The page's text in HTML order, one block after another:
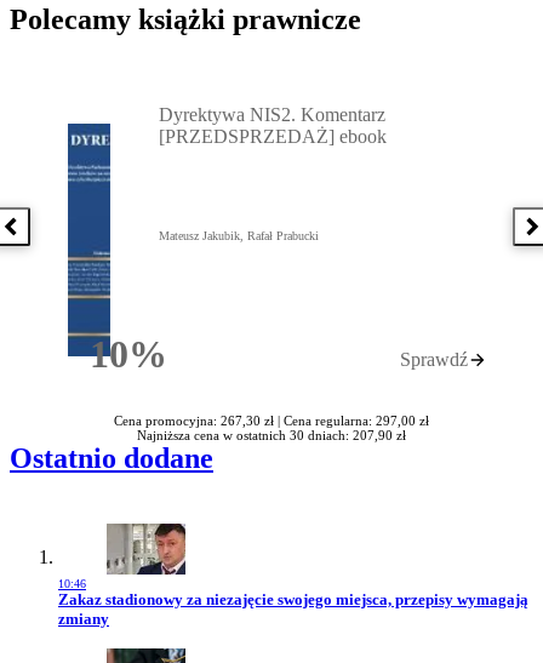
Polecamy książki prawnicze
Poprzednia książka
10%Rabatu
Dyrektywa NIS2. Komentarz
[PRZEDSPRZEDAŻ] ebook
Mateusz Jakubik, Rafał Prabucki
Sprawdź
Cena promocyjna: 267,30 zł | Cena regularna: 297,00 zł
Najniższa cena w ostatnich 30 dniach: 207,90 zł
Ostatnio dodane
10:46
Przejdź do artykułu:
Zakaz stadionowy za niezajęcie swojego miejsca, przepisy wymagają
zmiany